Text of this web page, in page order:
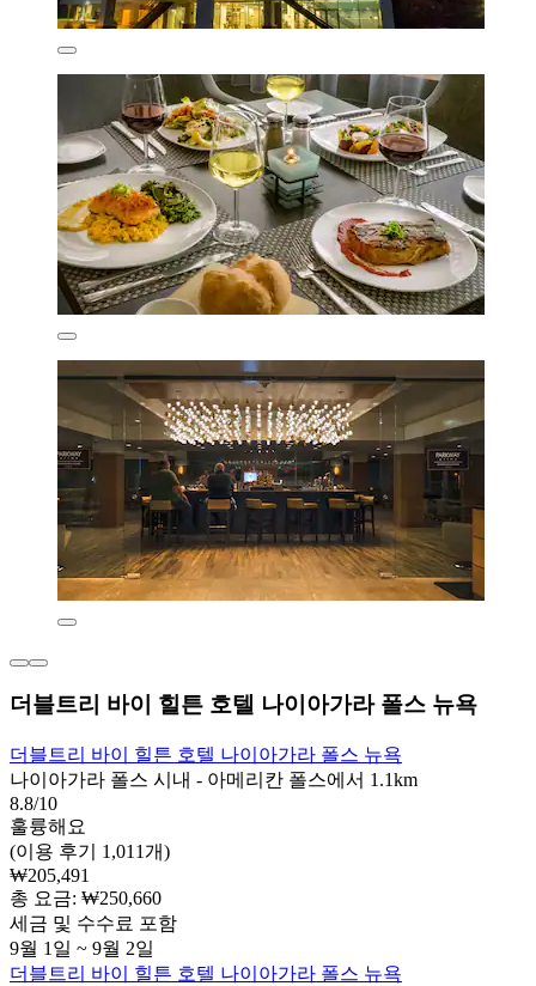
더블트리 바이 힐튼 호텔 나이아가라 폴스 뉴욕
더블트리 바이 힐튼 호텔 나이아가라 폴스 뉴욕
나이아가라 폴스 시내 - 아메리칸 폴스에서 1.1km
8.8/10
훌륭해요
(이용 후기 1,011개)
₩205,491
총 요금: ₩250,660
세금 및 수수료 포함
9월 1일 ~ 9월 2일
더블트리 바이 힐튼 호텔 나이아가라 폴스 뉴욕